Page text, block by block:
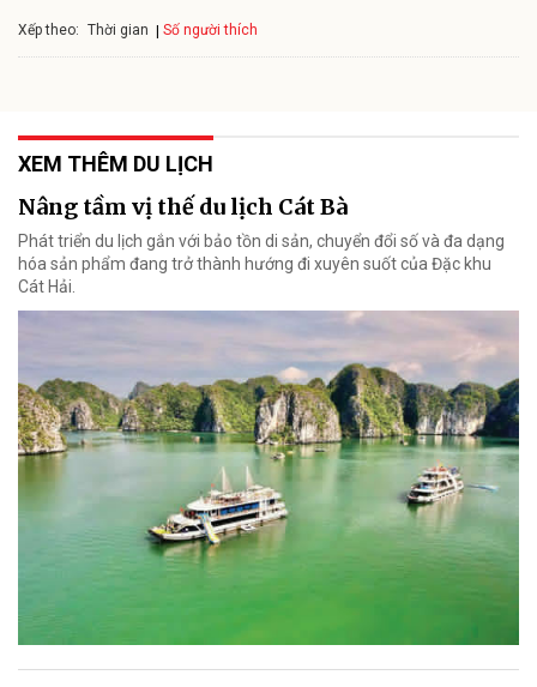
Xếp theo: Thời gian Số người thích
XEM THÊM DU LỊCH
Nâng tầm vị thế du lịch Cát Bà
Phát triển du lịch gắn với bảo tồn di sản, chuyển đổi số và đa dạng
hóa sản phẩm đang trở thành hướng đi xuyên suốt của Đặc khu
Cát Hải.